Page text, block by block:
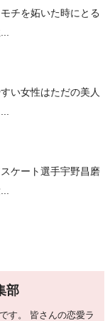
チを妬いた時にとる
い女性はただの美人
ケート選手宇野昌磨
部
す。 皆さんの恋愛ラ